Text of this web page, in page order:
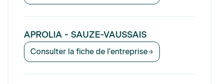
APROLIA - SAUZE-VAUSSAIS
Consulter la fiche de l'entreprise